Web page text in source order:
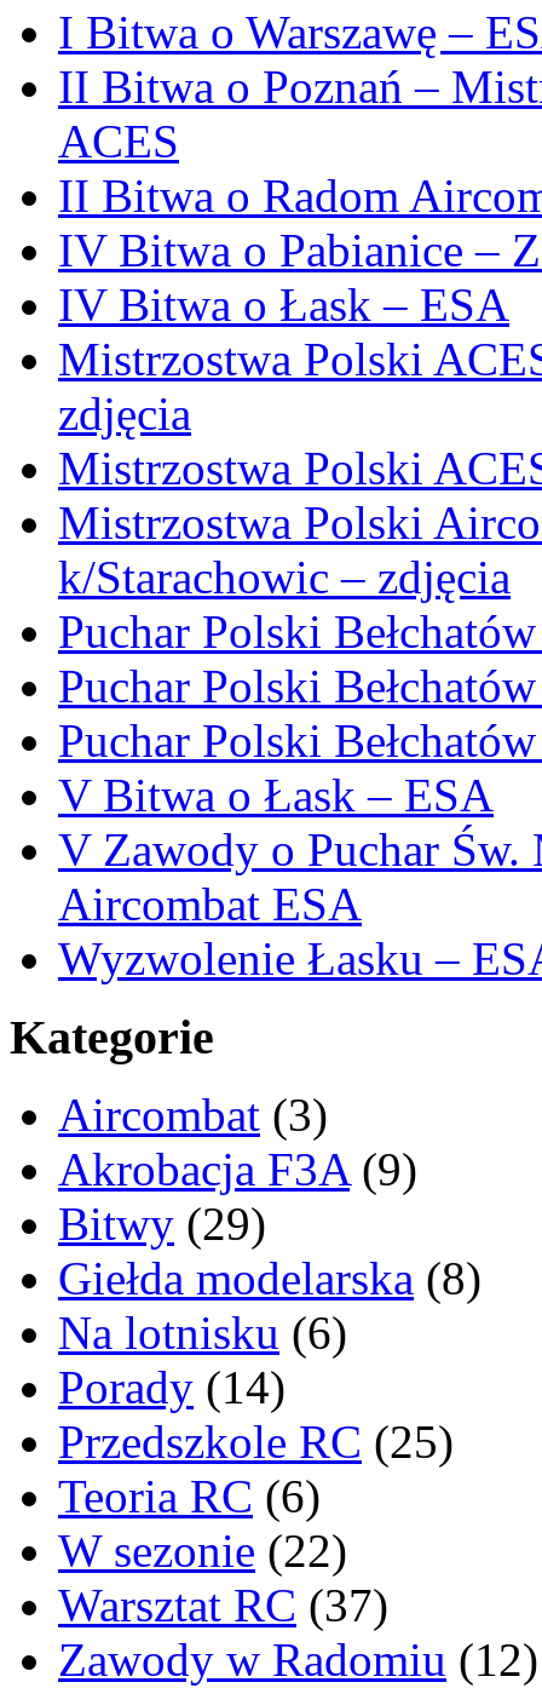
I Bitwa o Warszawę –
II Bitwa o Poznań –
ACES
II Bitwa o Radom
IV Bitwa o Pabianice –
IV Bitwa o Łask – ESA
Mistrzostwa Polski
zdjęcia
Mistrzostwa Polski
Mistrzostwa Polski
k/Starachowic – zdjęcia
Puchar Polski
Puchar Polski
Puchar Polski
V Bitwa o Łask – ESA
V Zawody o Puchar Św.
Aircombat ESA
Wyzwolenie Łasku –
Kategorie
Aircombat (3)
Akrobacja F3A(9)
Bitwy (29)
Giełda modelarska (8)
Na lotnisku (6)
Porady (14)
Przedszkole RC (25)
Teoria RC (6)
W sezonie (22)
Warsztat RC (37)
Zawody w Radomiu (12)